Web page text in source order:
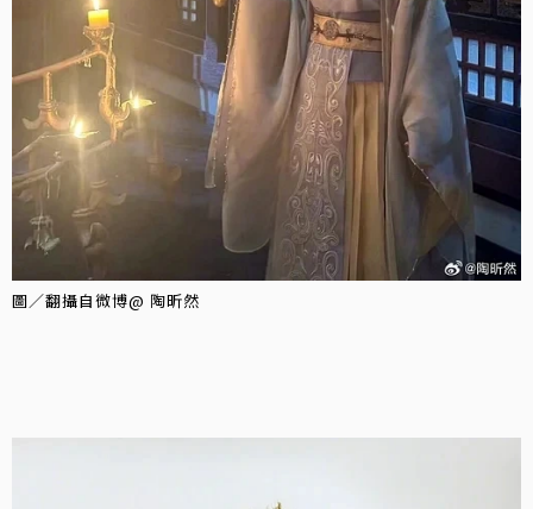
圖／翻攝自微博@ 陶昕然